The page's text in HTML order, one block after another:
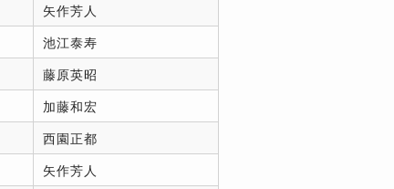
矢作芳人
池江泰寿
藤原英昭
加藤和宏
西園正都
矢作芳人